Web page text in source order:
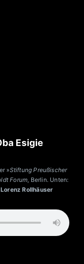
Esigie
»Stiftung Preußischer
Forum, Berlin. Unten:
Lorenz Rollhäuser